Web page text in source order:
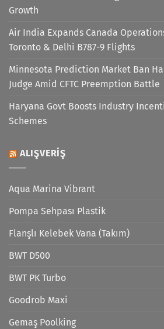
Growth
Air India Expands Canada
Toronto & Delhi B787-9 Flights
Minnesota Prediction Market Ban
Judge Amid CFTC Preemption Battle
Haryana Govt Boosts Industry
Schemes
ALIŞVERIŞ
Aqua Marina Vibrant
Pompa Sehpası Plastik
Flanşlı Kelebek Vana (Takım)
BWT D500
BWT PK Turbo
Goodrob Maxi
Gemaş Poolking